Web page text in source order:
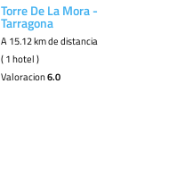
Torre De La Mora -
Tarragona
A 15.12 km de distancia
( 1 hotel )
Valoracion6.0